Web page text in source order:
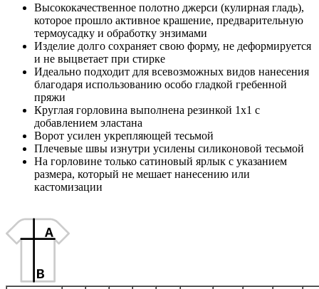
Высококачественное полотно джерси (кулирная гладь),
которое прошло активное крашение, предварительную
термоусадку и обработку энзимами
Изделие долго сохраняет свою форму, не деформируется
и не выцветает при стирке
Идеально подходит для всевозможных видов нанесения
благодаря использованию особо гладкой гребенной
пряжи
Круглая горловина выполнена резинкой 1x1 с
добавлением эластана
Ворот усилен укрепляющей тесьмой
Плечевые швы изнутри усилены силиконовой тесьмой
На горловине только сатиновый ярлык с указанием
размера, который не мешает нанесению или
кастомизации